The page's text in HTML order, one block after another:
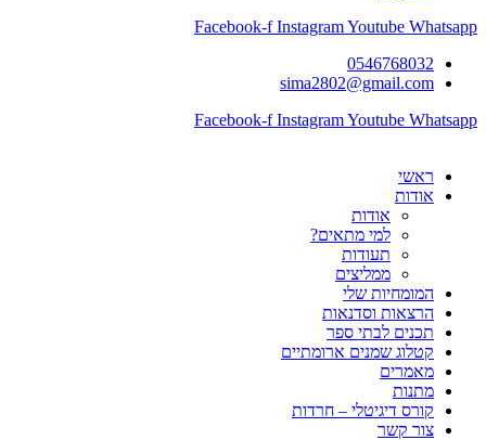
Facebook-f InstagramYoutube Whatsapp
0546768032
sima2802@gmail.com
Facebook-f InstagramYoutube Whatsapp
ראשי
אודות
אודות
למי מתאים?
תעודות
ממליצים
המומחיות שלי
הרצאות וסדנאות
תכנים לבתי ספר
קטלוג שמנים ארומתיים
מאמרים
מתנות
קורס דיגיטלי – חרדות
צור קשר